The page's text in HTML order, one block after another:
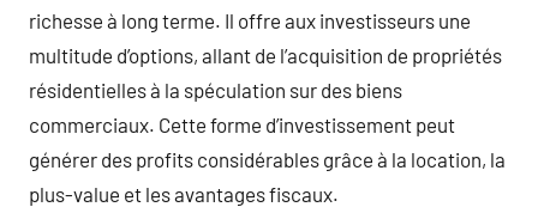
richesse à long terme. Il offre aux investisseurs une
multitude d’options, allant de l’acquisition de propriétés
résidentielles à la spéculation sur des biens
commerciaux. Cette forme d’investissement peut
générer des profits considérables grâce à la location, la
plus-value et les avantages fiscaux.